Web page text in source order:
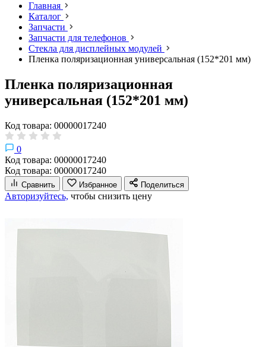
Главная
Каталог
Запчасти
Запчасти для телефонов
Стекла для дисплейных модулей
Пленка поляризационная универсальная (152*201 мм)
Пленка поляризационная
универсальная (152*201 мм)
Код товара: 00000017240
0
Код товара: 00000017240
Код товара: 00000017240
Сравнить Избранное Поделиться
Авторизуйтесь, чтобы снизить цену